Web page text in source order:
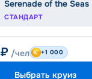
Serenade of the Seas
СТАНДАРТ
₽ /чел +1 000
Выбрать круиз